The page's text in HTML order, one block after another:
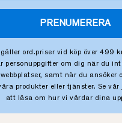
PRENUMERERA
gäller ord.priser vid köp över 499
personuppgifter om dig när du
samt när du ansöker
produkter eller tjänster. Se vår
att läsa om hur vi vårdar dina